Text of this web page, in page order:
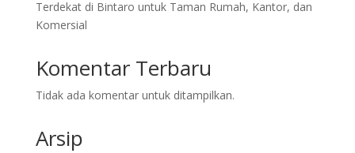
Terdekat di Bintaro untuk Taman Rumah, Kantor, dan
Komersial
Komentar Terbaru
Tidak ada komentar untuk ditampilkan.
Arsip